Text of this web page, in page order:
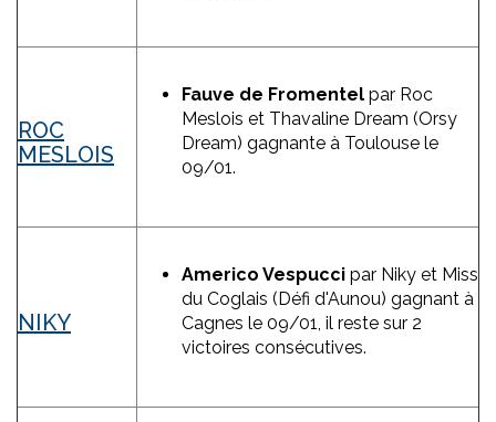
ROC
MESLOIS
Fauve de Fromentel par Roc
Meslois et Thavaline Dream (Orsy
Dream) gagnante à Toulouse le
09/01.
NIKY
Americo Vespucci par Niky et Miss
du Coglais (Défi d'Aunou) gagnant à
Cagnes le 09/01, il reste sur 2
victoires consécutives.